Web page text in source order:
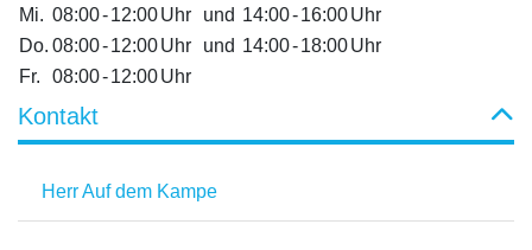
Mi. 08:00-12:00Uhr und 14:00-16:00Uhr
Do. 08:00-12:00Uhr und 14:00-18:00Uhr
Fr.
08:00-12:00Uhr
Kontakt
Herr Auf dem Kampe